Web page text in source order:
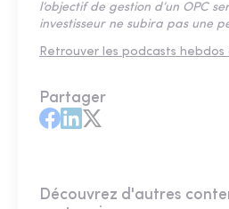
l’objectif de gestion d’un OPC
investisseur ne subira pas une
Retrouver les podcasts hebdos
Partager
Découvrez d'autres